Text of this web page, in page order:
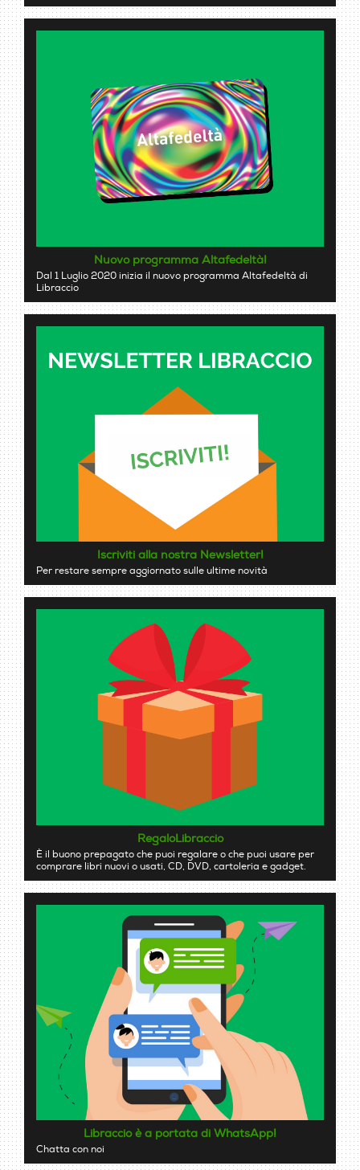
Nuovo programma Altafedeltà!
Dal 1 Luglio 2020 inizia il nuovo programma Altafedeltà di
Libraccio
Iscriviti alla nostra Newsletter!
Per restare sempre aggiornato sulle ultime novità
RegaloLibraccio
È il buono prepagato che puoi regalare o che puoi usare per
comprare libri nuovi o usati, CD, DVD, cartoleria e gadget.
Libraccio è a portata di WhatsApp!
Chatta con noi